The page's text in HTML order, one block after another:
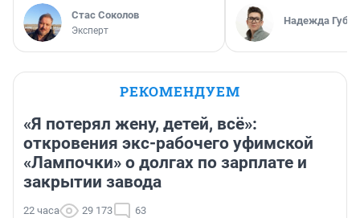
Стас Соколов
Эксперт
Надежда
РЕКОМЕНДУЕМ
«Я потерял жену, детей, всё»:
откровения экс-рабочего уфимской
«Лампочки» о долгах по зарплате и
закрытии завода
22 часа 29 173 63